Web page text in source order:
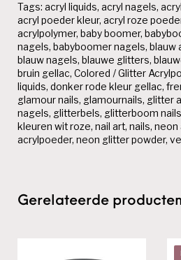
Tags:acryl liquids,acryl nagels,
acryl poeder kleur,acryl roze
acrylpolymer, baby boomer,
nagels, babyboomer nagels, blauw
blauw nagels, blauwe glitters,
bruin gellac,Colored / Glitter
liquids,donker rode kleur gellac,
glamour nails, glamournails, glitter
nagels, glitterbels, glitterboom
kleuren wit roze,nail art,nails,neon
acrylpoeder,neon glitter powder,
Gerelateerde producten